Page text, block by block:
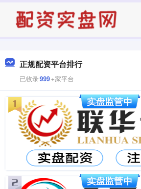
正规配资平台排行
已收录999+家平台